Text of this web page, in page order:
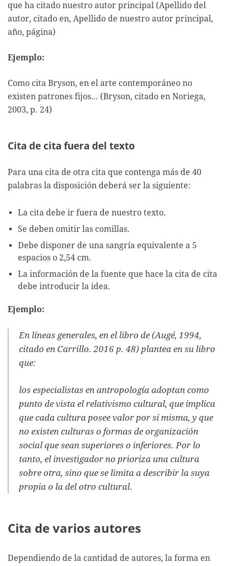
que ha citado nuestro autor principal (Apellido del
autor, citado en, Apellido de nuestro autor principal,
año, página)
Ejemplo:
Como cita Bryson, en el arte contemporáneo no
existen patrones fijos… (Bryson, citado en Noriega,
2003, p. 24)
Cita de cita fuera del texto
Para una cita de otra cita que contenga más de 40
palabras la disposición deberá ser la siguiente:
La cita debe ir fuera de nuestro texto.
Se deben omitir las comillas.
Debe disponer de una sangría equivalente a 5
espacios o 2,54 cm.
La información de la fuente que hace la cita de cita
debe introducir la idea.
Ejemplo:
En líneas generales, en el libro de (Augé, 1994,
citado en Carrillo. 2016 p. 48) plantea en su libro
que:
los especialistas en antropología adoptan como
punto de vista el relativismo cultural, que implica
que cada cultura posee valor por sí misma, y que
no existen culturas o formas de organización
social que sean superiores o inferiores. Por lo
tanto, el investigador no prioriza una cultura
sobre otra, sino que se limita a describir la suya
propia o la del otro cultural.
Cita de varios autores
Dependiendo de la cantidad de autores, la forma en